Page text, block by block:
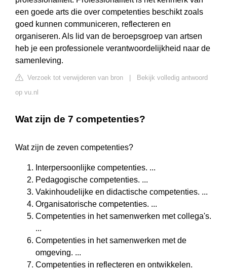
een goede arts die over competenties beschikt zoals
goed kunnen communiceren, reflecteren en
organiseren. Als lid van de beroepsgroep van artsen
heb je een professionele verantwoordelijkheid naar de
samenleving.
Verzoek tot verwijderen van bron
Bekijk volledig antwoord
op vu.nl
Wat zijn de 7 competenties?
Wat zijn de zeven competenties?
Interpersoonlijke competenties. ...
Pedagogische competenties. ...
Vakinhoudelijke en didactische competenties. ...
Organisatorische competenties. ...
Competenties in het samenwerken met collega's.
...
Competenties in het samenwerken met de
omgeving. ...
Competenties in reflecteren en ontwikkelen.